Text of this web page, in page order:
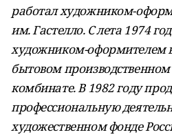
работал художником-
им. Гастелло. С лета 1974
художником-оформителем
бытовом
комбинате. В 1982 году
профессиональную
художественном фонде